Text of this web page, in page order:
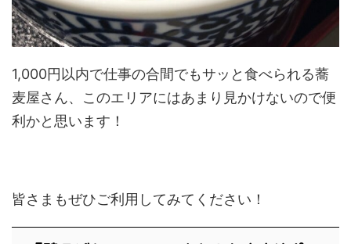
1,000円以内で仕事の合間でもサッと食べられる蕎
麦屋さん、このエリアにはあまり見かけないので便
利かと思います！
皆さまもぜひご利用してみてください！